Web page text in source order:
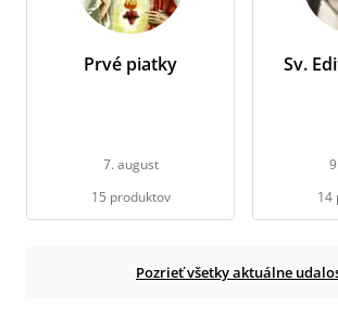
Prvé piatky
7. august
15 produktov
Sv.
14
Pozrieť všetky aktuálne